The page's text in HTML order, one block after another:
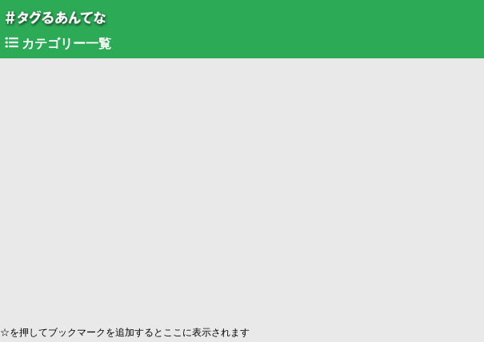
カテゴリー一覧
☆を押してブックマークを追加するとここに表示されます